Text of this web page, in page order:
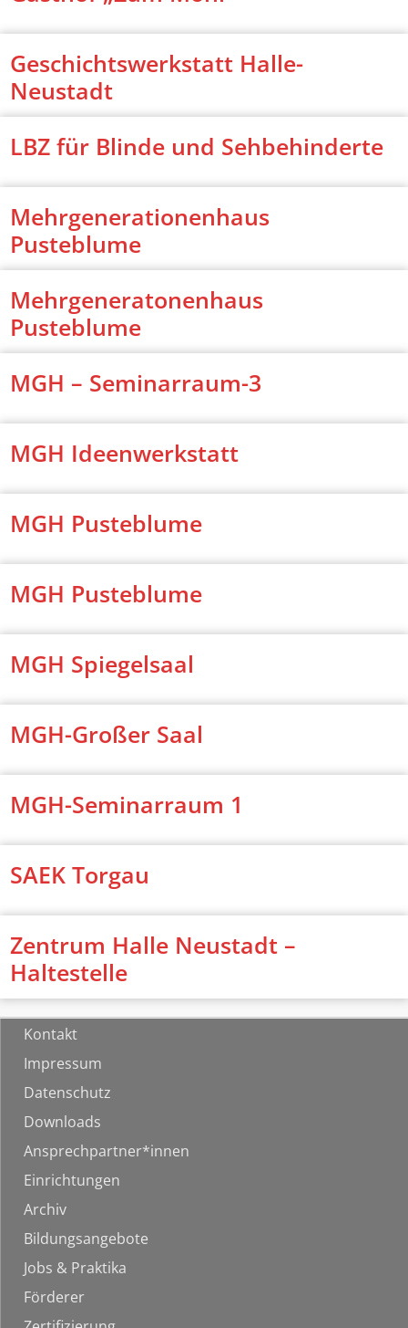
Geschichtswerkstatt Halle-
Neustadt
LBZ für Blinde und Sehbehinderte
Mehrgenerationenhaus
Pusteblume
Mehrgeneratonenhaus
Pusteblume
MGH – Seminarraum-3
MGH Ideenwerkstatt
MGH Pusteblume
MGH Pusteblume
MGH Spiegelsaal
MGH-Großer Saal
MGH-Seminarraum 1
SAEK Torgau
Zentrum Halle Neustadt –
Haltestelle
Kontakt
Impressum
Datenschutz
Downloads
Ansprechpartner*innen
Einrichtungen
Archiv
Bildungsangebote
Jobs & Praktika
Förderer